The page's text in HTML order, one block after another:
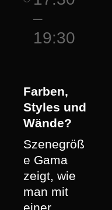
–
19:30
Farben,
Styles und
Wände?
Szenegröß
e Gama
zeigt, wie
man mit